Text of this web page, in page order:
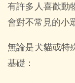
有許多人喜歡動
會對不常見的小
無論是犬貓或特
基礎：